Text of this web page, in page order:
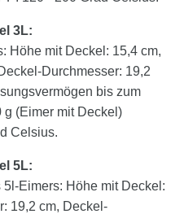
3L:
Höhe mit Deckel: 15,4 cm,
Durchmesser: 19,2
bis zum
g (Eimer mit Deckel)
Celsius.
5L:
Eimers: Höhe mit Deckel:
19,2 cm, Deckel-